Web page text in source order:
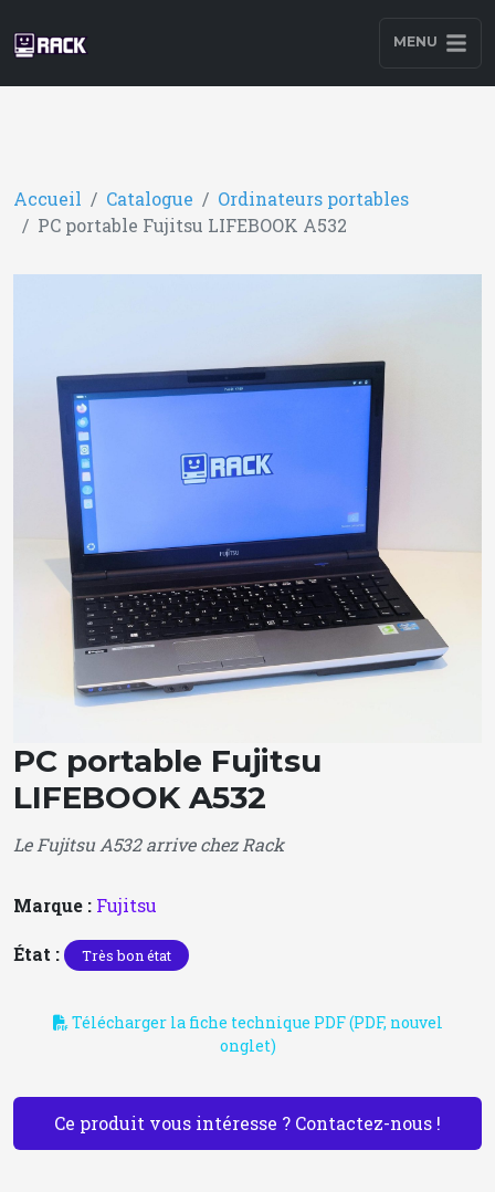
MENU
Accueil Catalogue
Ordinateurs portables
PC portable Fujitsu LIFEBOOK A532
PC portable Fujitsu
LIFEBOOK A532
Le Fujitsu A532 arrive chez Rack
Marque : Fujitsu
État : Très bon état
Télécharger la fiche technique PDF (PDF, nouvel
onglet)
Ce produit vous intéresse ? Contactez-nous !